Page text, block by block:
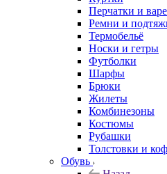
Перчатки и
Ремни и
Термобельё
Носки и гетры
Футболки
Шарфы
Брюки
Жилеты
Комбинезоны
Костюмы
Рубашки
Толстовки и
Обувь